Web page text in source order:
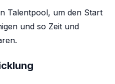
Talentpool, um den Start
und so Zeit und